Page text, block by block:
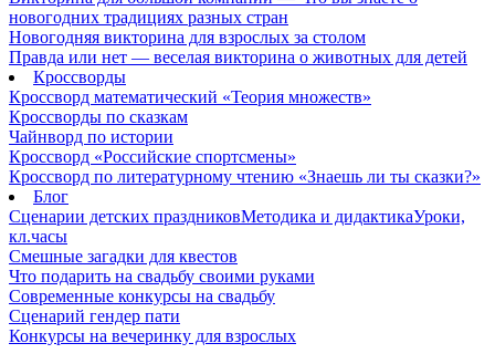
новогодних традициях разных стран
Новогодняя викторина для взрослых за столом
Правда или нет — веселая викторина о животных для детей
Кроссворды
Кроссворд математический «Теория множеств»
Кроссворды по сказкам
Чайнворд по истории
Кроссворд «Российские спортсмены»
Кроссворд по литературному чтению «Знаешь ли ты сказки?»
Блог
Сценарии детских праздниковМетодика и дидактикаУроки,
кл.часы
Смешные загадки для квестов
Что подарить на свадьбу своими руками
Современные конкурсы на свадьбу
Сценарий гендер пати
Конкурсы на вечеринку для взрослых